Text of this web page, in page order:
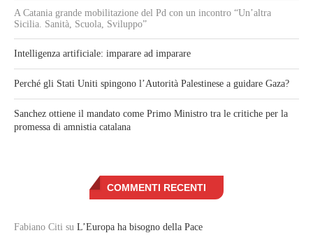
A Catania grande mobilitazione del Pd con un incontro “Un’altra
Sicilia. Sanità, Scuola, Sviluppo”
Intelligenza artificiale: imparare ad imparare
Perché gli Stati Uniti spingono l’Autorità Palestinese a guidare Gaza?
Sanchez ottiene il mandato come Primo Ministro tra le critiche per la
promessa di amnistia catalana
COMMENTI RECENTI
Fabiano Citi su L’Europa ha bisogno della Pace